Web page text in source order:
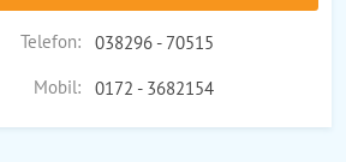
Telefon:
038296 - 70515
Mobil:
0172 - 3682154